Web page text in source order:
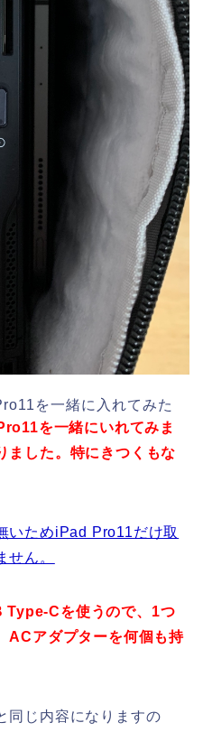
を一緒に入れてみた
を一緒にいれてみま
ました。特にきつくもな
いためiPad Pro11だけ取
せん。
Cを使うので、1つ
ACアダプターを何個も持
同じ内容になりますの